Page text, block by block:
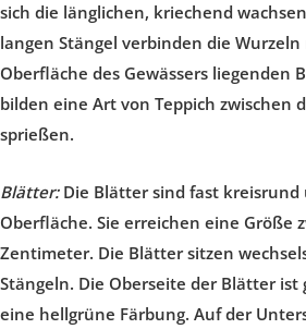
sich die länglichen, kriechend
langen Stängel verbinden die
Oberfläche des Gewässers liegenden
bilden eine Art von Teppich zwischen
sprießen.
Blätter:Die Blätter sind fast kreisrund
Oberfläche. Sie erreichen eine Größe
Zentimeter. Die Blätter sitzen
Stängeln. Die Oberseite der Blätter
eine hellgrüne Färbung. Auf der